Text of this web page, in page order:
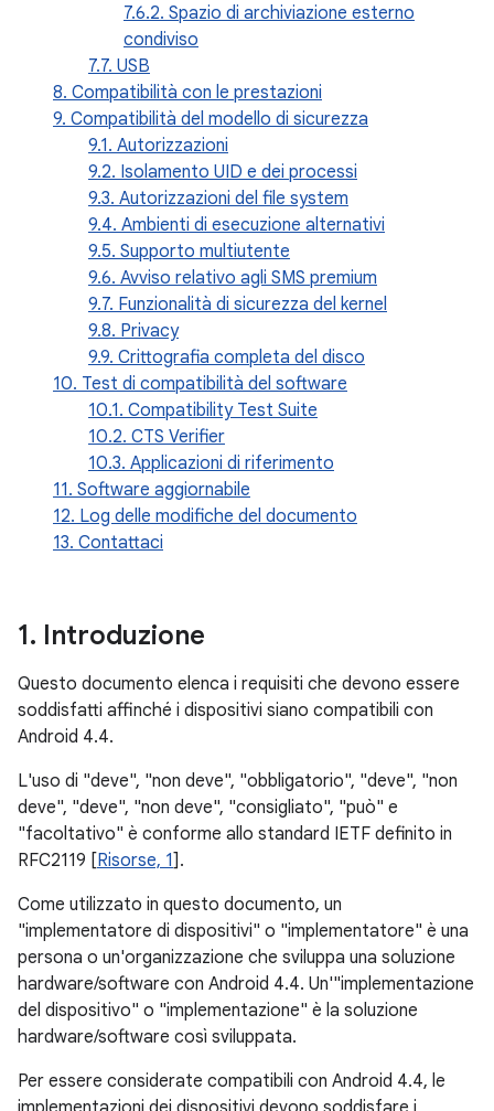
7.6.2. Spazio di archiviazione esterno
condiviso
7.7. USB
8. Compatibilità con le prestazioni
9. Compatibilità del modello di sicurezza
9.1. Autorizzazioni
9.2. Isolamento UID e dei processi
9.3. Autorizzazioni del file system
9.4. Ambienti di esecuzione alternativi
9.5. Supporto multiutente
9.6. Avviso relativo agli SMS premium
9.7. Funzionalità di sicurezza del kernel
9.8. Privacy
9.9. Crittografia completa del disco
10. Test di compatibilità del software
10.1. Compatibility Test Suite
10.2. CTS Verifier
10.3. Applicazioni di riferimento
11. Software aggiornabile
12. Log delle modifiche del documento
13. Contattaci
1. Introduzione
Questo documento elenca i requisiti che devono essere
soddisfatti affinché i dispositivi siano compatibili con
Android 4.4.
L'uso di "deve", "non deve", "obbligatorio", "deve", "non
deve", "deve", "non deve", "consigliato", "può" e
"facoltativo" è conforme allo standard IETF definito in
RFC2119 [Risorse, 1].
Come utilizzato in questo documento, un
"implementatore di dispositivi" o "implementatore" è una
persona o un'organizzazione che sviluppa una soluzione
hardware/software con Android 4.4. Un'"implementazione
del dispositivo" o "implementazione" è la soluzione
hardware/software così sviluppata.
Per essere considerate compatibili con Android 4.4, le